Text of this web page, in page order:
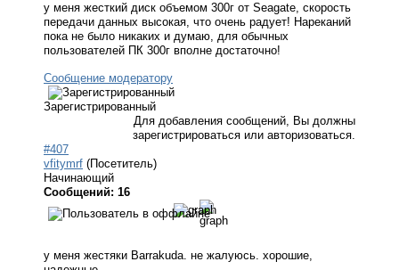
у меня жесткий диск объемом 300г от Seagate, скорость
передачи данных высокая, что очень радует! Нареканий
пока не было никаких и думаю, для обычных
пользователей ПК 300г вполне достаточно!
Сообщение модератору
Зарегистрированный
Для добавления сообщений, Вы должны
зарегистрироваться или авторизоваться.
#407
vfitymrf (Посетитель)
Начинающий
Сообщений: 16
у меня жестяки Barrakuda. не жалуюсь. хорошие,